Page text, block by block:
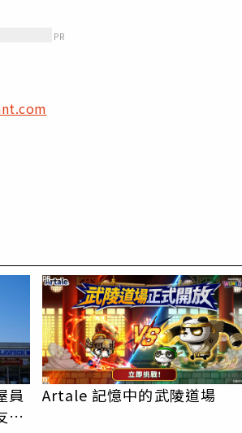
PR
員
狂
Artale 記憶中的武陵道場
PR